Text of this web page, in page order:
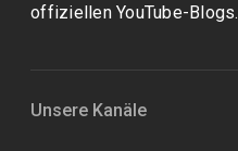
offiziellen YouTube-Blogs.
Unsere Kanäle